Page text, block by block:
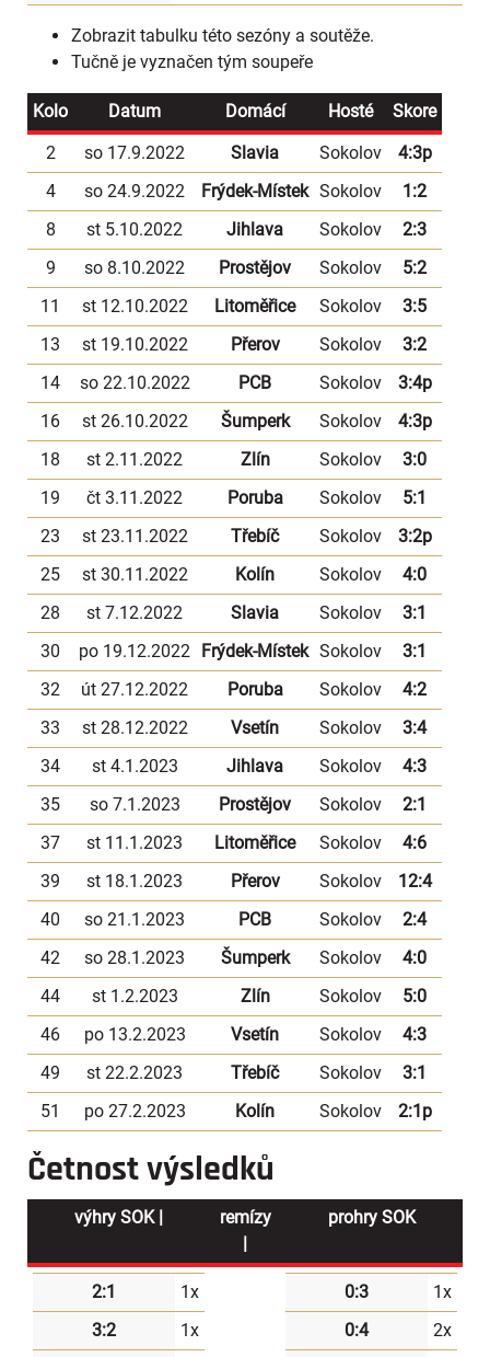
Zobrazit tabulku této sezóny a soutěže.
Tučně je vyznačen tým soupeře
Kolo Datum Domácí Hosté
Skore
2
so 17.9.2022 Slavia Sokolov
4:3p
4
so 24.9.2022 Frýdek-Místek Sokolov
1:2
8
st 5.10.2022 Jihlava Sokolov
2:3
9
so 8.10.2022 Prostějov Sokolov
5:2
11
st 12.10.2022 Litoměřice Sokolov
3:5
13
st 19.10.2022 Přerov Sokolov
3:2
14
so 22.10.2022 PCB Sokolov
3:4p
16
st 26.10.2022 Šumperk Sokolov
4:3p
18
st 2.11.2022 Zlín Sokolov
3:0
19
čt 3.11.2022 Poruba Sokolov
5:1
23
st 23.11.2022 Třebíč Sokolov
3:2p
25
st 30.11.2022 Kolín Sokolov
4:0
28
st 7.12.2022 Slavia Sokolov
3:1
30
po 19.12.2022 Frýdek-Místek Sokolov
3:1
32
út 27.12.2022 Poruba Sokolov
4:2
33
st 28.12.2022 Vsetín Sokolov
3:4
34
st 4.1.2023 Jihlava Sokolov
4:3
35
so 7.1.2023 Prostějov Sokolov
2:1
37
st 11.1.2023 Litoměřice Sokolov
4:6
39
st 18.1.2023 Přerov Sokolov
12:4
40
so 21.1.2023 PCB Sokolov
2:4
42
so 28.1.2023 Šumperk Sokolov
4:0
44
st 1.2.2023 Zlín Sokolov
5:0
46
po 13.2.2023 Vsetín Sokolov
4:3
49
st 22.2.2023 Třebíč Sokolov
3:1
51
po 27.2.2023 Kolín Sokolov 2:1p
Četnost výsledků
výhry SOK |
remízy
|
prohry SOK
2:1
1x
3:2
1x
0:3
1x
0:4
2x